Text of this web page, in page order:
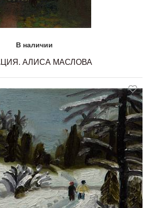
В наличии
АЛИСА МАСЛОВА